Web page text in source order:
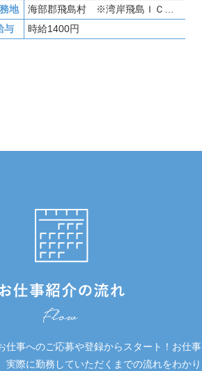
地
海部郡飛島村 ※湾岸飛島ＩＣ近く
与
時給1400円
仕事へのご応募や登録からスタート！お仕事
実際に勤務していただくまでの流れをわかり